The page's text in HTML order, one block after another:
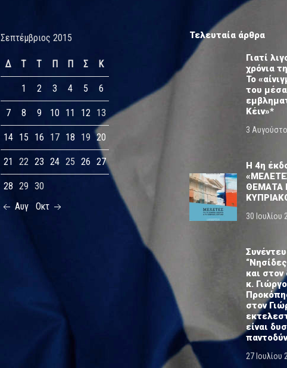
Σεπτέμβριος 2015
Δ Τ Τ Π Π Σ Κ
1 2 3 4 5 6
7 8 9 10 11 12 13
14 15 16 17 18 19 20
21 22 23 24 25 26 27
28 29 30
Αυγ
Οκτ
Τελευταία άρθρα
Γιατί
χρόνια
Το
του
Κέιν»*
3
Η 4η
ΘΕΜΑΤΑ
30 Ιουλίου
και
κ.
στον
είναι
27 Ιουλίου